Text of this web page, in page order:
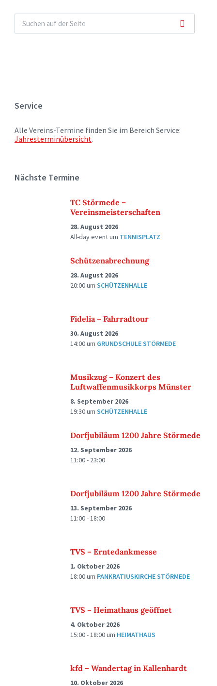
Service
Alle Vereins-Termine finden Sie im Bereich Service:
Jahresterminübersicht.
Nächste Termine
TC Störmede –
Vereinsmeisterschaften
28. August 2026
All-day eventum TENNISPLATZ
Schützenabrechnung
28. August 2026
20:00um SCHÜTZENHALLE
Fidelia – Fahrradtour
30. August 2026
14:00um GRUNDSCHULE STÖRMEDE
Musikzug – Konzert des
Luftwaffenmusikkorps Münster
8. September 2026
19:30um SCHÜTZENHALLE
Dorfjubiläum 1200 Jahre Störmede
12. September 2026
11:00 - 23:00
Dorfjubiläum 1200 Jahre Störmede
13. September 2026
11:00 - 18:00
TVS – Erntedankmesse
1. Oktober 2026
18:00um PANKRATIUSKIRCHE STÖRMEDE
TVS – Heimathaus geöffnet
4. Oktober 2026
15:00 - 18:00um HEIMATHAUS
kfd – Wandertag in Kallenhardt
10. Oktober 2026